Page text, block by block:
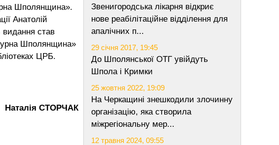
Шполянщина».
Анатолій
видання став
Шполянщина»
ЦРБ.
Наталія СТОРЧАК
Звенигородська лікарня відкриє
нове реабілітаційне відділення для
апалічних п...
29 січня 2017, 19:45
До Шполянської ОТГ увійдуть
Шпола і Кримки
25 жовтня 2022, 19:09
На Черкащині знешкодили злочинну
організацію, яка створила
міжрегіональну мер...
12 травня 2024, 09:55